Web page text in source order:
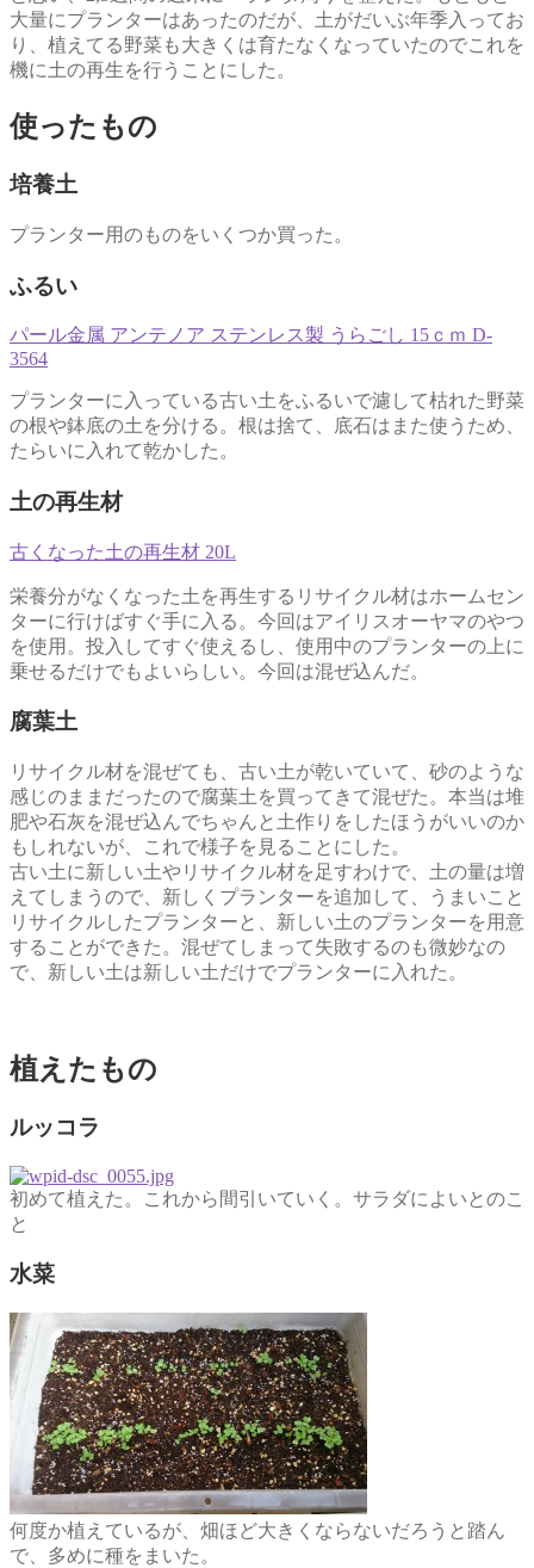
大量にプランターはあったのだが、土がだいぶ年季入ってお
り、植えてる野菜も大きくは育たなくなっていたのでこれを
機に土の再生を行うことにした。
使ったもの
培養土
プランター用のものをいくつか買った。
ふるい
パール金属 アンテノア ステンレス製 うらごし 15ｃｍ D-
3564
プランターに入っている古い土をふるいで濾して枯れた野菜
の根や鉢底の土を分ける。根は捨て、底石はまた使うため、
たらいに入れて乾かした。
土の再生材
古くなった土の再生材 20L
栄養分がなくなった土を再生するリサイクル材はホームセン
ターに行けばすぐ手に入る。今回はアイリスオーヤマのやつ
を使用。投入してすぐ使えるし、使用中のプランターの上に
乗せるだけでもよいらしい。今回は混ぜ込んだ。
腐葉土
リサイクル材を混ぜても、古い土が乾いていて、砂のような
感じのままだったので腐葉土を買ってきて混ぜた。本当は堆
肥や石灰を混ぜ込んでちゃんと土作りをしたほうがいいのか
もしれないが、これで様子を見ることにした。
古い土に新しい土やリサイクル材を足すわけで、土の量は増
えてしまうので、新しくプランターを追加して、うまいこと
リサイクルしたプランターと、新しい土のプランターを用意
することができた。混ぜてしまって失敗するのも微妙なの
で、新しい土は新しい土だけでプランターに入れた。
植えたもの
ルッコラ
初めて植えた。これから間引いていく。サラダによいとのこ
と
水菜
何度か植えているが、畑ほど大きくならないだろうと踏ん
で、多めに種をまいた。